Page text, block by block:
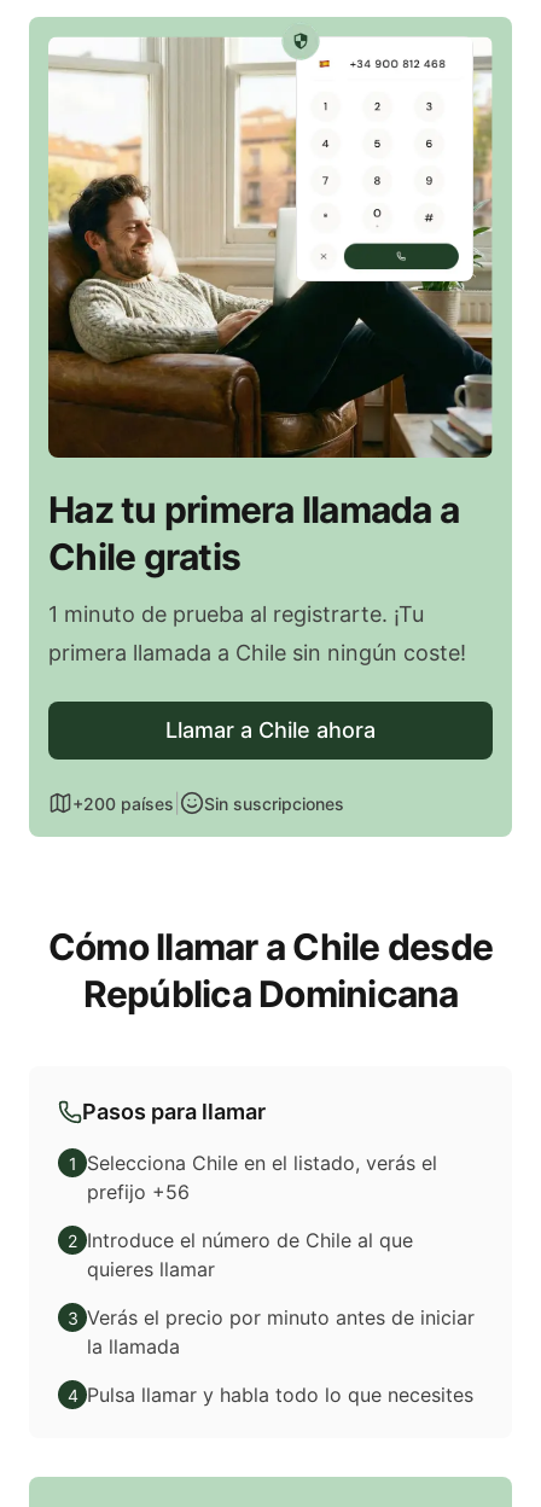
Haz tu primera llamada a
Chile gratis
1 minuto de prueba al registrarte. ¡Tu
primera llamada a Chile sin ningún coste!
Llamar a Chile ahora
+200 países Sin suscripciones
Cómo llamar a Chile desde
República Dominicana
Pasos para llamar
1
Selecciona Chile en el listado, verás el
prefijo +56
2 Introduce el número de Chile al que
quieres llamar
3 Verás el precio por minuto antes de iniciar
la llamada
4 Pulsa llamar y habla todo lo que necesites